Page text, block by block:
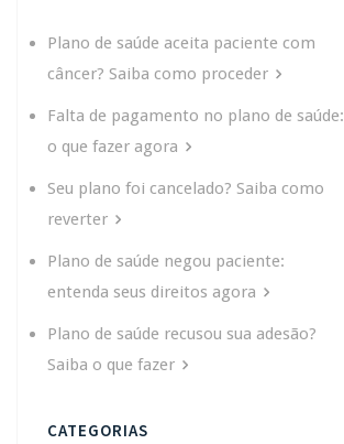
Plano de saúde aceita paciente com
câncer? Saiba como proceder
Falta de pagamento no plano de saúde:
o que fazer agora
Seu plano foi cancelado? Saiba como
reverter
Plano de saúde negou paciente:
entenda seus direitos agora
Plano de saúde recusou sua adesão?
Saiba o que fazer
CATEGORIAS